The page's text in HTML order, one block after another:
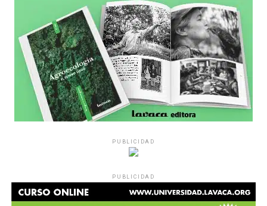
PUBLICIDAD
PUBLICIDAD